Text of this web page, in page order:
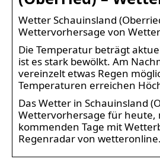
Wetter Schauinsland
Wettervorhersage von
Die Temperatur beträgt
ist es stark bewölkt. Am
vereinzelt etwas Regen
Temperaturen erreichen
Das Wetter in Schauinsland
Wettervorhersage für heute,
kommenden Tage mit
Regenradar von